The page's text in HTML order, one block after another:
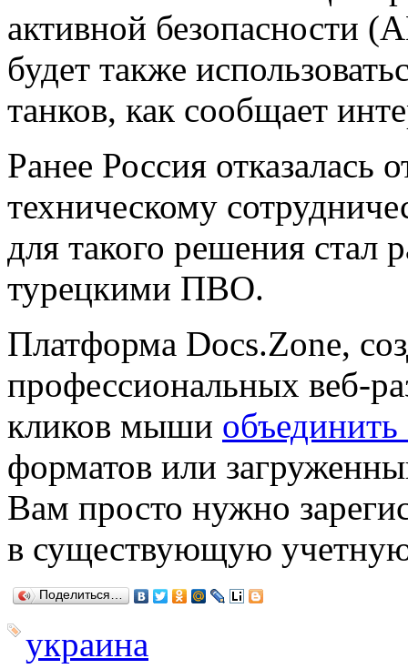
активной безопасности (
будет также
танков, как сообщает
Ранее Россия отказалась
техническому
для такого решения стал
турецкими ПВО.
Платформа Docs.Zone,
профессиональных веб-
кликов мыши
форматов или
Вам просто нужно
в существующую учетную
Поделиться…
украина